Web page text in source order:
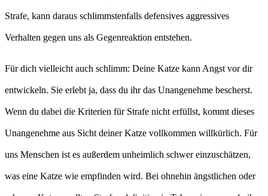
Strafe, kann daraus schlimmstenfalls defensives aggressives
Verhalten gegen uns als Gegenreaktion entstehen.
Für dich vielleicht auch schlimm: Deine Katze kann Angst vor dir
entwickeln. Sie erlebt ja, dass du ihr das Unangenehme bescherst.
Wenn du dabei die Kriterien für Strafe nicht erfüllst, kommt dieses
Unangenehme aus Sicht deiner Katze vollkommen willkürlich. Für
uns Menschen ist es außerdem unheimlich schwer einzuschätzen,
was eine Katze wie empfinden wird. Bei ohnehin ängstlichen oder